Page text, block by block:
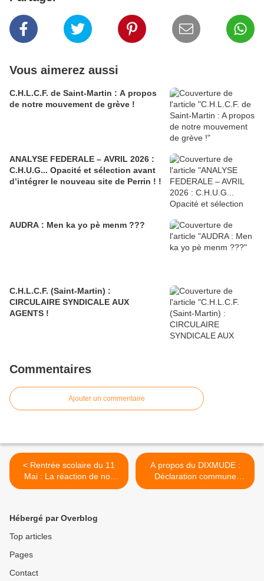
Vous aimerez aussi
C.H.L.C.F. de Saint-Martin : A propos
de notre mouvement de grève !
ANALYSE FEDERALE – AVRIL 2026 :
C.H.U.G... Opacité et sélection avant
d’intégrer le nouveau site de Perrin ! !
AUDRA : Men ka yo pè menm ???
C.H.L.C.F. (Saint-Martin) :
CIRCULAIRE SYNDICALE AUX
AGENTS !
Commentaires
Ajouter un commentaire
< Rentrée scolaire du 11
Mai : La réaction de nos
camarades du S.E.P.-
A propos du DIXMUDE :
Déclaration commune
FNIC-CGT et FSAS-CGTG
Hébergé par Overblog
Top articles
Pages
Contact